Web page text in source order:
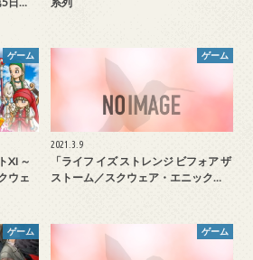
ゲーム
XI ～
ウェ
ゲーム
2021.3.9
「ライフ イズ ストレンジ ビフォア ザ
ストーム／スクウェア・エニック…
ゲーム ゲーム